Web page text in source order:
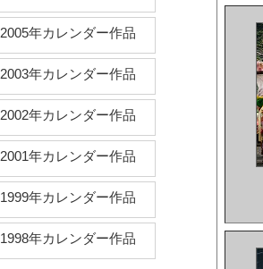
2005年カレンダー作品
2003年カレンダー作品
2002年カレンダー作品
2001年カレンダー作品
1999年カレンダー作品
1998年カレンダー作品